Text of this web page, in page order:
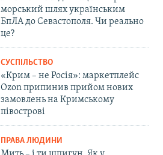
морський шлях українським
БпЛА до Севастополя. Чи реально
це?
СУСПІЛЬСТВО
«Крим – не Росія»: маркетплейс
Ozon припинив прийом нових
замовлень на Кримському
півострові
ПРАВА ЛЮДИНИ